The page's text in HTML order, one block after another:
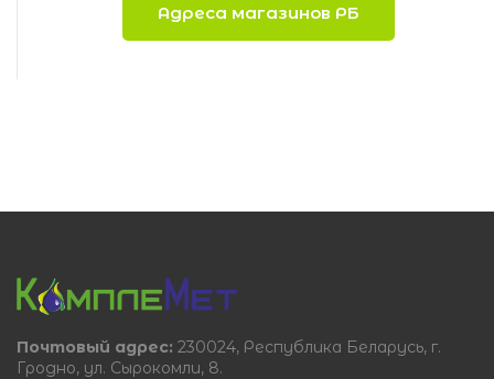
Адреса магазинов РБ
Почтовый адрес: 230024, Республика Беларусь, г.
Гродно, ул. Сырокомли, 8.